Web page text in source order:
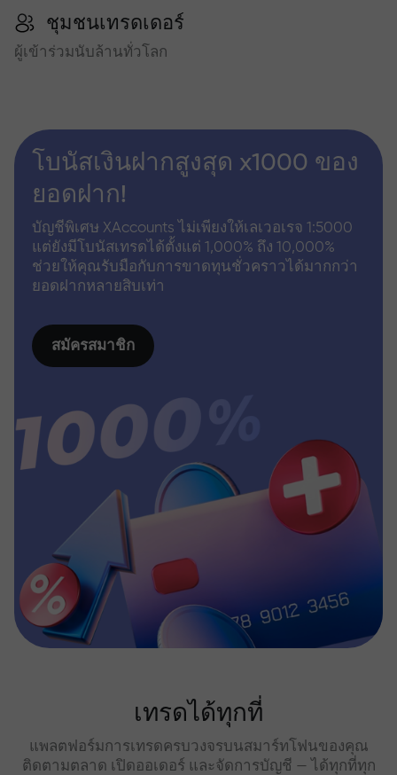
ชุมชนเทรดเดอร์
ผู้เข้าร่วมนับล้านทั่วโลก
โบนัสเงินฝากสูงสุด x1000 ของ
ยอดฝาก!
บัญชีพิเศษ XAccounts ไม่เพียงให้เลเวอเรจ 1:5000
แต่ยังมีโบนัสเทรดได้ตั้งแต่ 1,000% ถึง 10,000%
ช่วยให้คุณรับมือกับการขาดทุนชั่วคราวได้มากกว่า
ยอดฝากหลายสิบเท่า
สมัครสมาชิก
เทรดได้ทุกที่
แพลตฟอร์มการเทรดครบวงจรบนสมาร์ทโฟนของคุณ
ติดตามตลาด เปิดออเดอร์ และจัดการบัญชี — ได้ทุกที่ทุก